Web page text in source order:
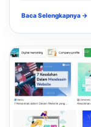
Baca Selengkapnya →